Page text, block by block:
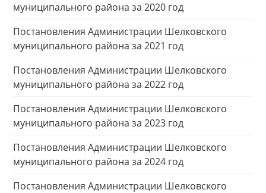
муниципального района за 2020 год
Постановления Администрации Шелковского
муниципального района за 2021 год
Постановления Администрации Шелковского
муниципального района за 2022 год
Постановления Администрации Шелковского
муниципального района за 2023 год
Постановления Администрации Шелковского
муниципального района за 2024 год
Постановления Администрации Шелковского